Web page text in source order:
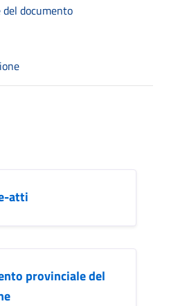
documento
atti
provinciale del